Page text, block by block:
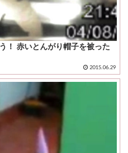
！ 赤いとんがり帽子を被った
2015.06.29